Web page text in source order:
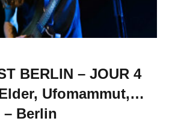
BERLIN – JOUR 4
Ufomammut,…
– Berlin